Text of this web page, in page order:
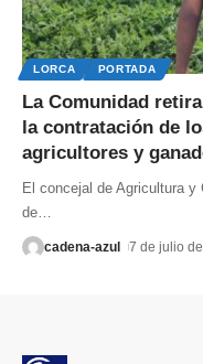
LORCA PORTADA
La Comunidad
la contratación de
agricultores y
El concejal de Agricultura
de
cadena-azul 7 de julio